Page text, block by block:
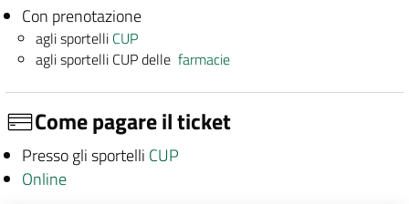
Con prenotazione
agli sportelli CUP
agli sportelli CUP dellefarmacie
Come pagare il ticket
Presso gli sportelli CUP
Online